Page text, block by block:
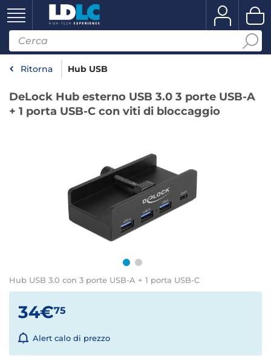
Ritorna Hub USB
DeLock Hub esterno USB 3.0 3 porte USB-A
+ 1 porta USB-C con viti di bloccaggio
Hub USB 3.0 con 3 porte USB-A + 1 porta USB-C
34€75
Alert calo di prezzo